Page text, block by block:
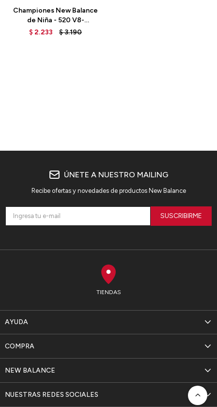
Championes New Balance
de Niña - 520 V8-
GP520PK8 - HI-PINK
$ 2.233 $3.190
TIENDAS
AYUDA
NEW BALANCE
COMPRA
NUESTRAS REDES SOCIALES
ÚNETE A NUESTRO MAILING
Recibe ofertas y novedades de productos New Balance
SUSCRIBIRME